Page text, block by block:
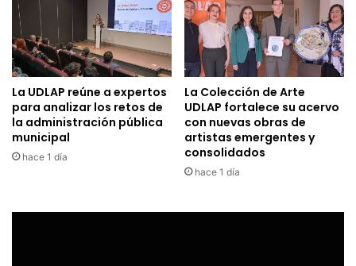
La UDLAP reúne a expertos
para analizar los retos de
la administración pública
municipal
hace 1 día
La Colección de Arte
UDLAP fortalece su acervo
con nuevas obras de
artistas emergentes y
consolidados
hace 1 día